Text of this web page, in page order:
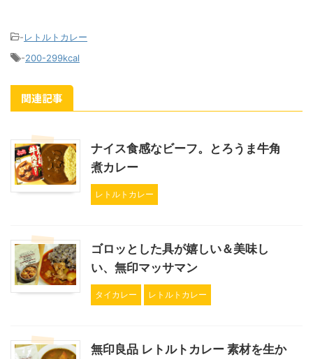
-レトルトカレー
-200-299kcal
関連記事
ナイス食感なビーフ。とろうま牛角
煮カレー
レトルトカレー
ゴロッとした具が嬉しい＆美味し
い、無印マッサマン
タイカレー レトルトカレー
無印良品 レトルトカレー 素材を生か